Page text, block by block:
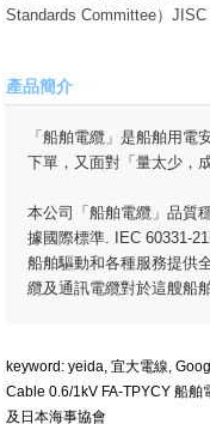
Standards Committee）JISC
產品簡介
「船舶電纜」是船舶用
下單，又面對「量太少，
本公司「船舶電纜」品質
據國際標準. IEC 60331-
船舶驅動和各種服務提供
纜及通訊電纜對於這艘船
keyword: yeida, 宜大電線,
Cable 0.6/1kV FA-TPYCY 船
及日本海事協會